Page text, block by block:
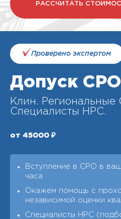
РАССЧИТАТЬ
Проверено экспертом
Допуск СРО
Клин. Региональные
Специалисты НРС.
от 45000 ₽
Вступление в СРО в
часа
Окажем помощь с
независимой оценки
Специалисты НРС